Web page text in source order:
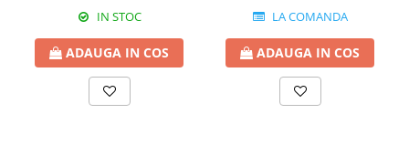
IN STOC
ADAUGA IN COS
LA COMANDA
ADAUGA IN COS